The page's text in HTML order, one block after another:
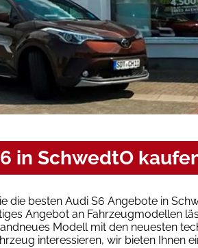
in SchwedtO
die besten Audi S6 Angebote in
Angebot an Fahrzeugmodellen
Modell mit den neuesten
interessieren, wir bieten Ihnen